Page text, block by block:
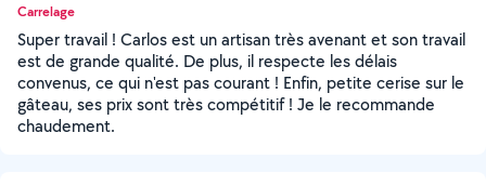
Carrelage
Super travail ! Carlos est un artisan très avenant et son travail
est de grande qualité. De plus, il respecte les délais
convenus, ce qui n'est pas courant ! Enfin, petite cerise sur le
gâteau, ses prix sont très compétitif ! Je le recommande
chaudement.